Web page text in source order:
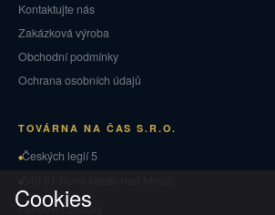
Kontaktujte nás
Zakázková výroba
Obchodní podmínky
Ochrana osobních údajů
TOVÁRNA NA ČAS S.R.O.
Českých legií 5
Puncovní značky
Cookies